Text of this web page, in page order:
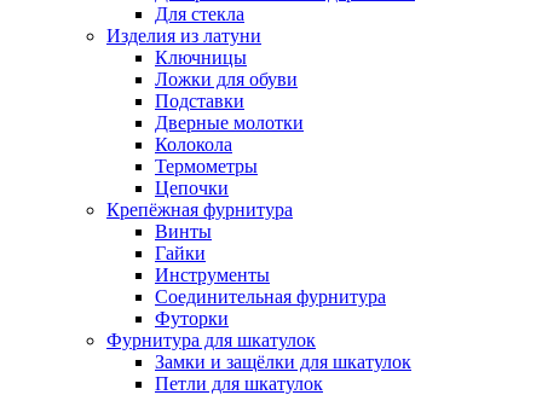
Для стекла
Изделия из латуни
Ключницы
Ложки для обуви
Подставки
Дверные молотки
Колокола
Термометры
Цепочки
Крепёжная фурнитура
Винты
Гайки
Инструменты
Соединительная фурнитура
Футорки
Фурнитура для шкатулок
Замки и защёлки для шкатулок
Петли для шкатулок